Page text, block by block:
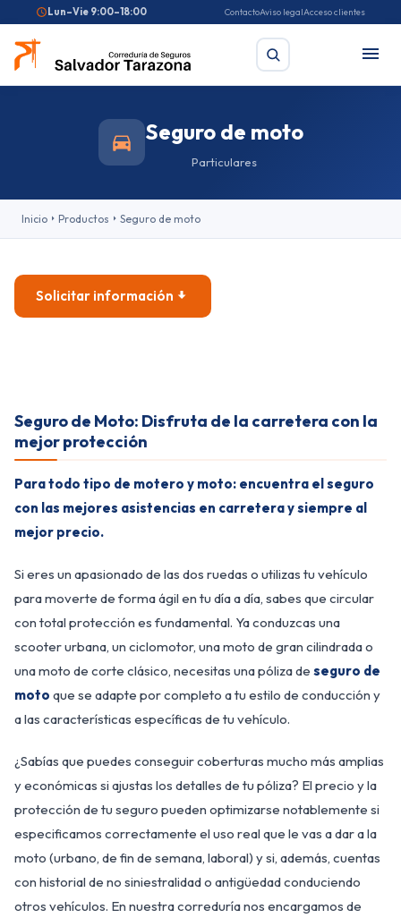
Lun–Vie 9:00–18:00 ContactoAviso legalAcceso clientes
Seguro de moto
Particulares
Inicio Productos Seguro de moto
Solicitar información
Seguro de Moto: Disfruta de la carretera con la
mejor protección
Para todo tipo de motero y moto: encuentra el seguro
con las mejores asistencias en carretera y siempre al
mejor precio.
Si eres un apasionado de las dos ruedas o utilizas tu vehículo
para moverte de forma ágil en tu día a día, sabes que circular
con total protección es fundamental. Ya conduzcas una
scooter urbana, un ciclomotor, una moto de gran cilindrada o
una moto de corte clásico, necesitas una póliza de seguro de
moto que se adapte por completo a tu estilo de conducción y
a las características específicas de tu vehículo.
¿Sabías que puedes conseguir coberturas mucho más amplias
y económicas si ajustas los detalles de tu póliza? El precio y la
protección de tu seguro pueden optimizarse notablemente si
especificamos correctamente el uso real que le vas a dar a la
moto (urbano, de fin de semana, laboral) y si, además, cuentas
con historial de no siniestralidad o antigüedad conduciendo
otros vehículos. En nuestra correduría nos encargamos de